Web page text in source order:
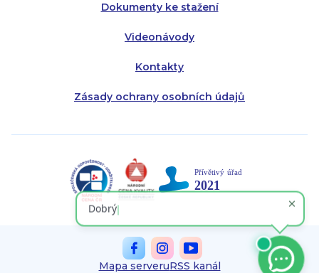
Dokumenty ke stažení
Videonávody
Kontakty
Zásady ochrany osobních údajů
Mapa serveruRSS kanál